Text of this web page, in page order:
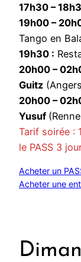
17h30 –
19h00 –
Tango en
19h30 :
20h00 –
Guitz
20h00 –
Yusuf
Tarif soirée :
le PASS 3
Acheter un
Acheter une